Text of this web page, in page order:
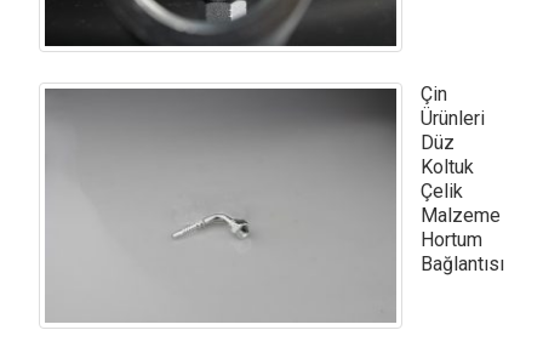
Çin
Ürünleri
Düz
Koltuk
Çelik
Malzeme
Hortum
Bağlantısı